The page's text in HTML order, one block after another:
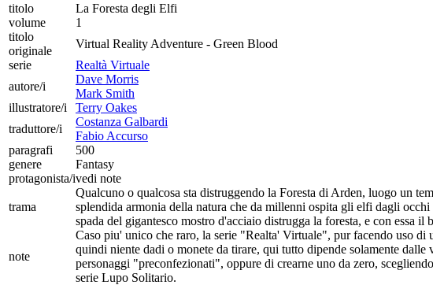
titolo
La Foresta degli Elfi
volume
1
titolo
originale
Virtual Reality Adventure - Green Blood
serie
Realtà Virtuale
autore/i
Dave Morris
Mark Smith
illustratore/i
Terry Oakes
traduttore/i
Costanza Galbardi
Fabio Accurso
paragrafi
500
genere
Fantasy
protagonista/ivedi note
trama
Qualcuno o qualcosa sta distruggendo la Foresta di Arden, luogo un
splendida armonia della natura che da millenni ospita gli elfi dagli
spada del gigantesco mostro d'acciaio distrugga la foresta, e con essa
note
Caso piu' unico che raro, la serie "Realta' Virtuale", pur facendo uso
quindi niente dadi o monete da tirare, qui tutto dipende solamente
personaggi "preconfezionati", oppure di crearne uno da zero,
serie Lupo Solitario.